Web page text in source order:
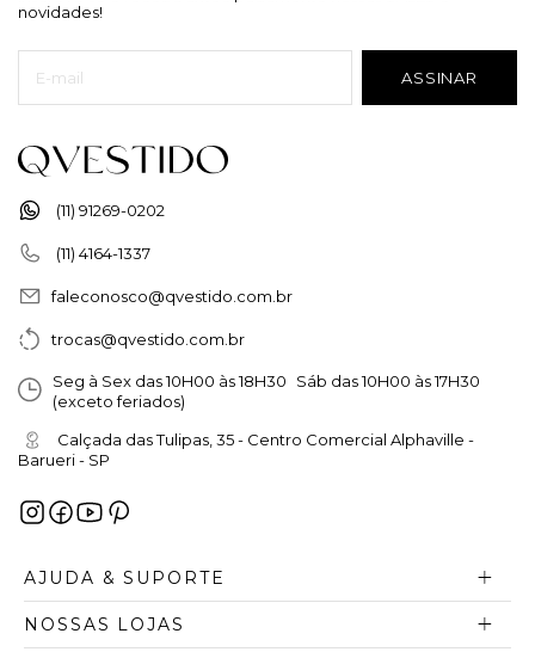
(11) 91269-0202
(11) 4164-1337
faleconosco@qvestido.com.br
trocas@qvestido.com.br
Seg à Sex das 10H00 às 18H30 Sáb das 10H00 às 17H30
(exceto feriados)
Calçada das Tulipas, 35 - Centro Comercial Alphaville -
Barueri - SP
AJUDA & SUPORTE
NOSSAS LOJAS
novidades!